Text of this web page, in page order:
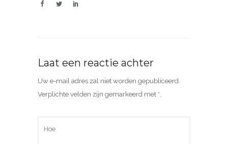
Laat een reactie achter
Uw e-mail adres zal niet worden gepubliceerd.
Verplichte velden zijn gemarkeerd met *.